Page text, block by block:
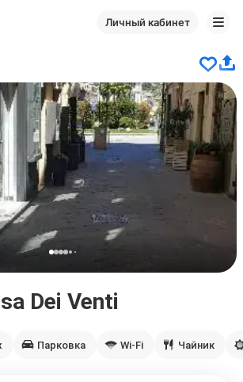
Личный кабинет
Dei Venti
Парковка Wi-Fi Чайник